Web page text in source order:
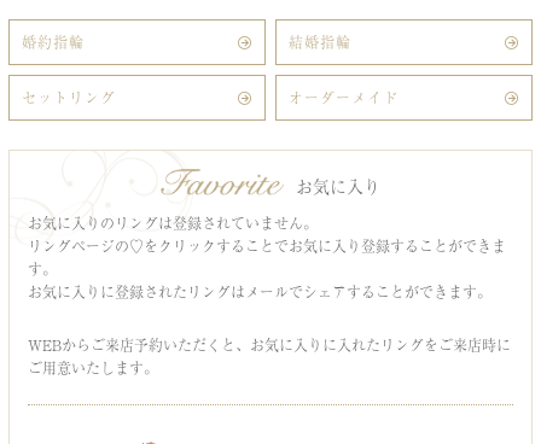
婚約指輪 結婚指輪
セットリング オーダーメイド
お気に入り
お気に入りのリングは登録されていません。
リングページの♡をクリックすることでお気に入り登録することができま
す。
お気に入りに登録されたリングはメールでシェアすることができます。
WEBからご来店予約いただくと、お気に入りに入れたリングをご来店時に
ご用意いたします。